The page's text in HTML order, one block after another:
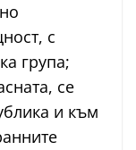
с
група;
се
и към